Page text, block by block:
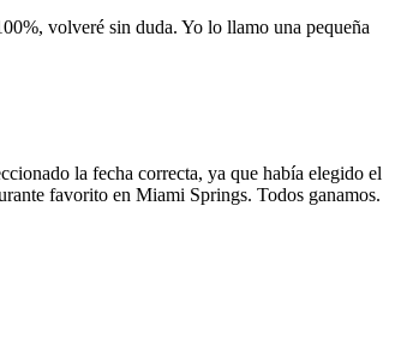
volveré sin duda. Yo lo llamo una pequeña
la fecha correcta, ya que había elegido el
favorito en Miami Springs. Todos ganamos.